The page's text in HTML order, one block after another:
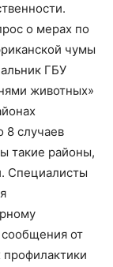
о мерах по
чумы
ГБУ
животных»
8 случаев
такие районы,
Специалисты
сообщения от